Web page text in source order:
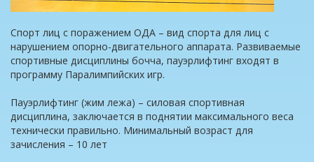
Спорт лиц с поражением ОДА – вид спорта для лиц с
нарушением опорно-двигательного аппарата. Развиваемые
спортивные дисциплины бочча, пауэрлифтинг входят в
программу Паралимпийских игр.
Пауэрлифтинг (жим лежа) – силовая спортивная
дисциплина, заключается в поднятии максимального веса
технически правильно. Минимальный возраст для
зачисления – 10 лет